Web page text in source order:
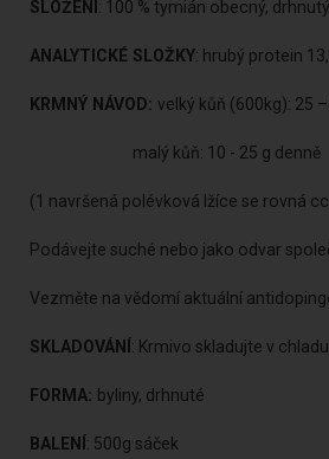
SLOŽENÍ : 100 % tymián obecný, drhnutý
ANALYTICKÉ SLOŽKY: hrubý protein
KRMNÝ NÁVOD:velký kůň (600kg): 25
malý kůň: 10 - 25 g denně
(1 navršená polévková lžíce se rovná
Podávejte suché nebo jako odvar
Vezměte na vědomí aktuální
SKLADOVÁNÍ : Krmivo skladujte v
FORMA: byliny, drhnuté
BALENÍ : 500g sáček